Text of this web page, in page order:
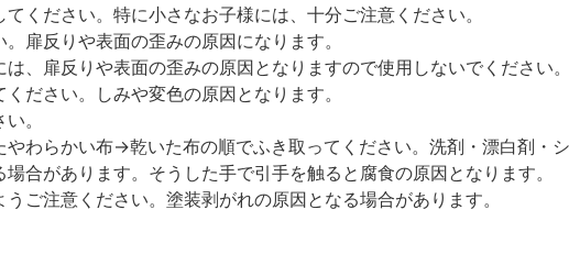
ください。特に小さなお子様には、十分ご注意ください。
扉反りや表面の歪みの原因になります。
、扉反りや表面の歪みの原因となりますので使用しないでください
ださい。しみや変色の原因となります。
。
わらかい布→乾いた布の順でふき取ってください。洗剤・漂白剤・
合があります。そうした手で引手を触ると腐食の原因となります。
ご注意ください。塗装剥がれの原因となる場合があります。